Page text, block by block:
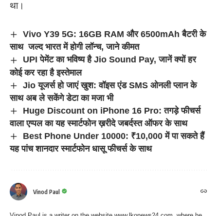
था।
Vivo Y39 5G: 16GB RAM और 6500mAh बैटरी के
साथ जल्द भारत में होगी लॉन्च, जाने कीमत
UPI पेमेंट का भविष्य है Jio Sound Pay, जानें क्यों हर
कोई कर रहा है इस्तेमाल
Jio यूजर्स हो जाएं खुश: वॉइस एंड SMS ओनली प्लान के
साथ अब ले सकेंगे डेटा का मजा भी
Huge Discount on iPhone 16 Pro: तगड़े फीचर्स
वाला एप्पल का यह स्मार्टफोन ख़रीदे जबर्दस्त ऑफर के साथ
Best Phone Under 10000: ₹10,000 में पा सकते हैं
यह पांच शानदार स्मार्टफोन धासू फीचर्स के साथ
Vinod Paul